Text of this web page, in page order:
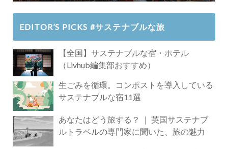
EDITOR’S PICKS #サステナブルな旅
【全国】サステナブルな宿・ホテル
（Livhub編集部おすすめ）
生ごみを循環。コンポストを導入している
サステナブルな宿11選
あなたはどう旅する？ ｜ 英国サステナブ
ルトラベルの専門家に聞いた、旅の魅力